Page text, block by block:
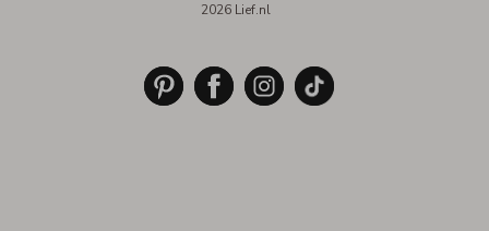
2026 Lief.nl